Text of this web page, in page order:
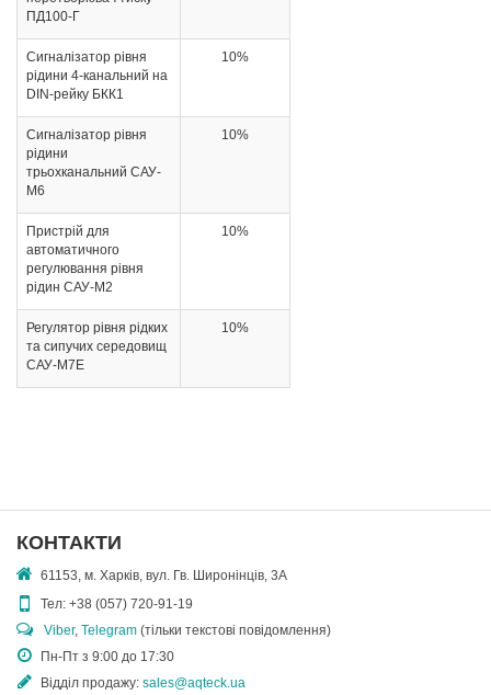
ПД100-Г
Сигналізатор рівня
рідини 4-канальний на
DIN-рейку БКК1
10%
Сигналізатор рівня
рідини
трьохканальний САУ-
М6
10%
Пристрій для
автоматичного
регулювання рівня
рідин САУ-М2
10%
Регулятор рівня рідких
та сипучих середовищ
САУ-М7Е
10%
КОНТАКТИ
61153, м. Харків, вул. Гв. Широнінців, 3А
Тел: +38 (057) 720-91-19
Viber, Telegram (тільки текстові повідомлення)
Пн-Пт з 9:00 до 17:30
Відділ продажу: sales@aqteck.ua